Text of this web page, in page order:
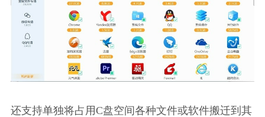
还支持单独将占用C盘空间各种文件或软件搬迁到其